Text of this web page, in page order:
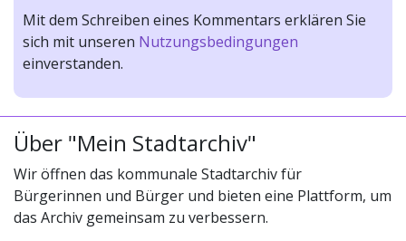
Mit dem Schreiben eines Kommentars erklären Sie
sich mit unseren Nutzungsbedingungen
einverstanden.
Über "Mein Stadtarchiv"
Wir öffnen das kommunale Stadtarchiv für
Bürgerinnen und Bürger und bieten eine Plattform, um
das Archiv gemeinsam zu verbessern.